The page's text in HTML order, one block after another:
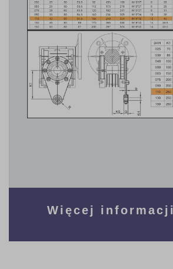
Więcej informacji